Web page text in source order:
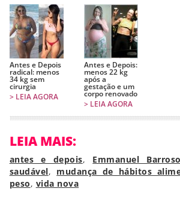
Antes e Depois
radical: menos
34 kg sem
cirurgia
> LEIA AGORA
Antes e Depois:
menos 22 kg
após a
gestação e um
corpo renovado
> LEIA AGORA
LEIA MAIS:
antes e depois, Emmanuel Barroso
saudável, mudança de hábitos
peso, vida nova